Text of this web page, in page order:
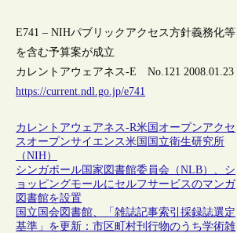
E741 – NIHパブリックアクセス方針義務化等
を含む予算案が成立
カレントアウェアネス-E No.121 2008.01.23
https://current.ndl.go.jp/e741
カレントアウェアネス-R米国 オープンアクセ
ス オープンサイエンス米国国立衛生研究所
（NIH）
シンガポール国家図書館委員会（NLB）、シ
ョッピングモールにセルフサービスのマンガ
図書館を設置
国立国会図書館、「雑誌記事索引採録誌選定
基準」を更新：市区町村刊行物のうち学術雑